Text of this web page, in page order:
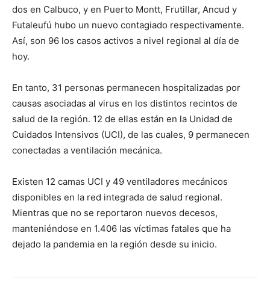
dos en Calbuco, y en Puerto Montt, Frutillar, Ancud y
Futaleufú hubo un nuevo contagiado respectivamente.
Así, son 96 los casos activos a nivel regional al día de
hoy.
En tanto, 31 personas permanecen hospitalizadas por
causas asociadas al virus en los distintos recintos de
salud de la región. 12 de ellas están en la Unidad de
Cuidados Intensivos (UCI), de las cuales, 9 permanecen
conectadas a ventilación mecánica.
Existen 12 camas UCI y 49 ventiladores mecánicos
disponibles en la red integrada de salud regional.
Mientras que no se reportaron nuevos decesos,
manteniéndose en 1.406 las víctimas fatales que ha
dejado la pandemia en la región desde su inicio.